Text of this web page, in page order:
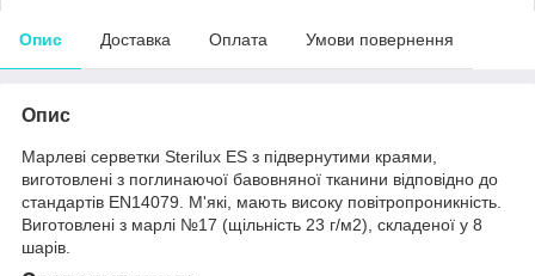
Опис Доставка Оплата Умови повернення
Опис
Марлеві серветки Sterilux ES з підвернутими краями,
виготовлені з поглинаючої бавовняної тканини відповідно до
стандартів EN14079. М'які, мають високу повітропроникність.
Виготовлені з марлі №17 (щільність 23 г/м2), складеної у 8
шарів.